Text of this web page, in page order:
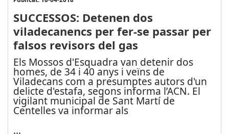
SUCCESSOS: Detenen dos
viladecanencs per fer-se passar per
falsos revisors del gas
Els Mossos d'Esquadra van detenir dos
homes, de 34 i 40 anys i veïns de
Viladecans com a presumptes autors d'un
delicte d'estafa, segons informa l’ACN. El
vigilant municipal de Sant Martí de
Centelles va informar als
...